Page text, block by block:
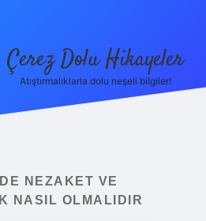
Çerez Dolu Hikayeler
Atıştırmalıklarla dolu neşeli bilgiler!
NEZAKET VE
NASIL OLMALIDIR